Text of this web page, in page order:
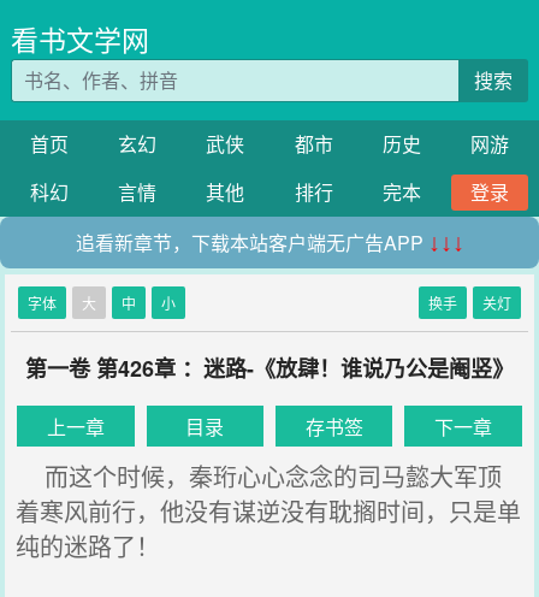
看书文学网
搜索
首页 玄幻 武侠 都市 历史
网游
科幻
言情 其他 排行 完本
登录
追看新章节，下载本站客户端无广告APP ↓↓↓
字体 大 中 小 换手 关灯
第一卷 第426章 ：迷路-《放肆！谁说乃公是阉竖》
上一章 目录 存书签 下一章
而这个时候，秦珩心心念念的司马懿大军顶
着寒风前行，他没有谋逆没有耽搁时间，只是单
纯的迷路了！